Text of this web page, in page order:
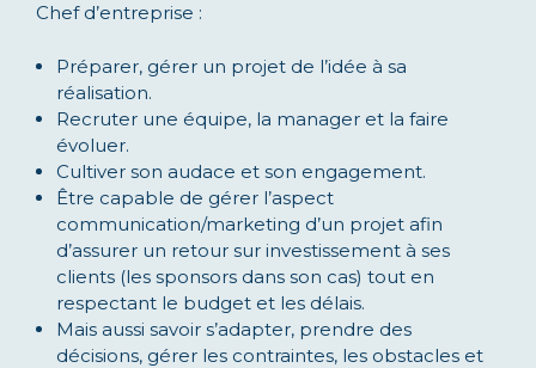
Chef d’entreprise :
Préparer, gérer un projet de l’idée à sa
réalisation.
Recruter une équipe, la manager et la faire
évoluer.
Cultiver son audace et son engagement.
Être capable de gérer l’aspect
communication/marketing d’un projet afin
d’assurer un retour sur investissement à ses
clients (les sponsors dans son cas) tout en
respectant le budget et les délais.
Mais aussi savoir s’adapter, prendre des
décisions, gérer les contraintes, les obstacles et